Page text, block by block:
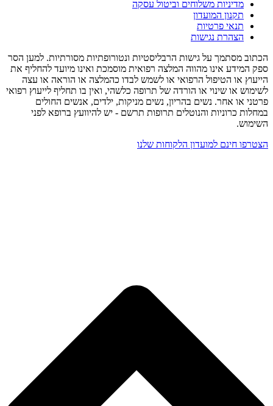
מדיניות משלוחים וביטול עסקה
תקנון המועדון
תנאי פרטיות
הצהרת נגישות
הכתוב מסתמך על גישות הרבליסטיות ונטורופתיות מסורתיות. למען הסר
ספק המידע אינו מהווה המלצה רפואית מוסמכת ואינו מיועד להחליף את
הייעוץ או הטיפול הרפואי או לשמש לבדו כהמלצה או הוראה או עצה
לשימוש או שינוי או הורדה של תרופה כלשהי, ואין בו תחליף לייעוץ רפואי
פרטני או אחר. נשים בהריון, נשים מניקות, ילדים, אנשים החולים
במחלות כרוניות והנוטלים תרופות תרשם - יש להיוועץ ברופא לפני
השימוש.
הצטרפו חינם למועדון הלקוחות שלנו